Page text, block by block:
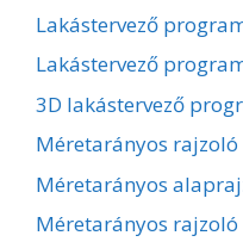
Lakástervező
Lakástervező
3D lakástervező
Méretarányos
Méretarányos
Méretarányos